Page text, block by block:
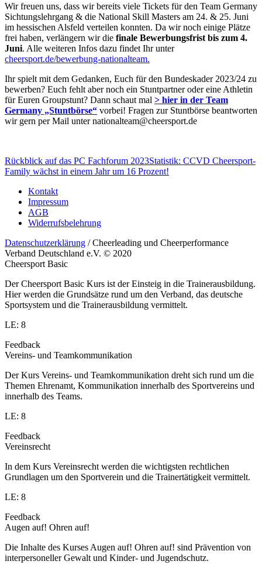
Wir freuen uns, dass wir bereits viele Tickets für den Team Germany
Sichtungslehrgang & die National Skill Masters am 24. & 25. Juni
im hessischen Alsfeld verteilen konnten. Da wir noch einige Plätze
frei haben, verlängern wir die finale Bewerbungsfrist bis zum 4.
Juni. Alle weiteren Infos dazu findet Ihr unter
cheersport.de/bewerbung-nationalteam.
Ihr spielt mit dem Gedanken, Euch für den Bundeskader 2023/24 zu
bewerben? Euch fehlt aber noch ein Stuntpartner oder eine Athletin
für Euren Groupstunt? Dann schaut mal > hier in der Team
Germany „Stuntbörse“ vorbei! Fragen zur Stuntbörse beantworten
wir gern per Mail unter nationalteam@cheersport.de
Rückblick auf das PC Fachforum 2023Statistik: CCVD Cheersport-
Family wächst in einem Jahr um 16 Prozent!
Kontakt
Impressum
AGB
Widerrufsbelehrung
Datenschutzerklärung / Cheerleading und Cheerperformance
Verband Deutschland e.V. © 2020
Cheersport Basic
Der Cheersport Basic Kurs ist der Einsteig in die Trainerausbildung.
Hier werden die Grundsätze rund um den Verband, das deutsche
Sportsystem und die Trainerausbildung vermittelt.
LE: 8
Feedback
Vereins- und Teamkommunikation
Der Kurs Vereins- und Teamkommunikation dreht sich rund um die
Themen Ehrenamt, Kommunikation innerhalb des Sportvereins und
innerhalb des Teams.
LE: 8
Feedback
Vereinsrecht
In dem Kurs Vereinsrecht werden die wichtigsten rechtlichen
Grundlagen um den Sportverein und die Trainertätigkeit vermittelt.
LE: 8
Feedback
Augen auf! Ohren auf!
Die Inhalte des Kurses Augen auf! Ohren auf! sind Prävention von
interpersoneller Gewalt und Kinder- und Jugendschutz.